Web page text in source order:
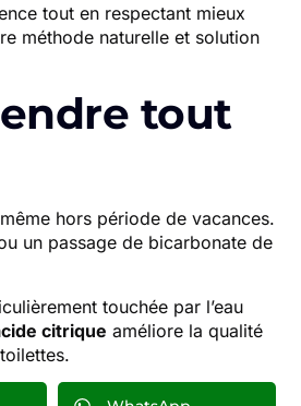
tout en respectant mieux
méthode naturelle et solution
tout
hors période de vacances.
un passage de bicarbonate de
touchée par l’eau
citrique améliore la qualité